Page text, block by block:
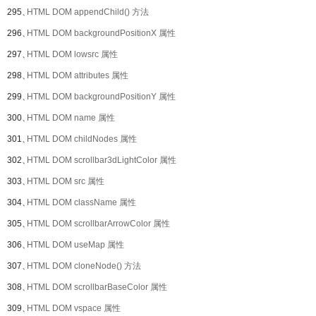
295、HTML DOM appendChild() 方法
296、HTML DOM backgroundPositionX 属性
297、HTML DOM lowsrc 属性
298、HTML DOM attributes 属性
299、HTML DOM backgroundPositionY 属性
300、HTML DOM name 属性
301、HTML DOM childNodes 属性
302、HTML DOM scrollbar3dLightColor 属性
303、HTML DOM src 属性
304、HTML DOM className 属性
305、HTML DOM scrollbarArrowColor 属性
306、HTML DOM useMap 属性
307、HTML DOM cloneNode() 方法
308、HTML DOM scrollbarBaseColor 属性
309、HTML DOM vspace 属性